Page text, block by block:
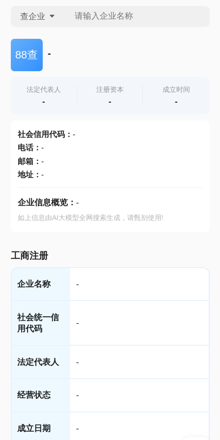
查企业
查企业
查产地
88查 -
法定代表人
-
注册资本
-
成立时间
-
社会信用代码： -
电话： -
邮箱： -
地址： -
企业信息概览： -
如上信息由AI大模型全网搜索生成，请甄别使用!
工商注册
企业名称 -
社会统一信
用代码
-
法定代表人 -
经营状态 -
成立日期 -